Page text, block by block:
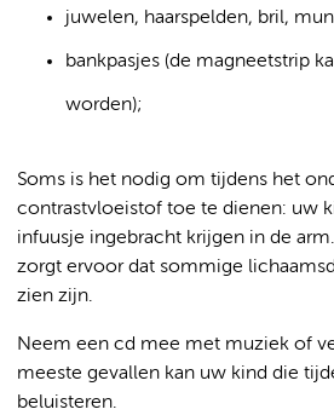
juwelen, haarspelden, bril,
bankpasjes (de magneetstrip
worden);
Soms is het nodig om tijdens het
contrastvloeistof toe te dienen: uw
infuusje ingebracht krijgen in de
zorgt ervoor dat sommige
zien zijn.
Neem een cd mee met muziek of
meeste gevallen kan uw kind die
beluisteren.